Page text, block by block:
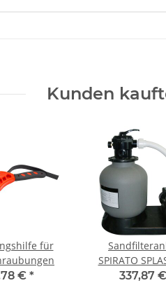
Kunden
für
€ *
SPIRATO
337,87 €